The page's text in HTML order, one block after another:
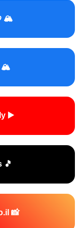
🏔️
🏔️
▶️ YouTube - WhereToFly
🎵 TikTok - travelers.tips
📸 Instagram - travelers.co.il